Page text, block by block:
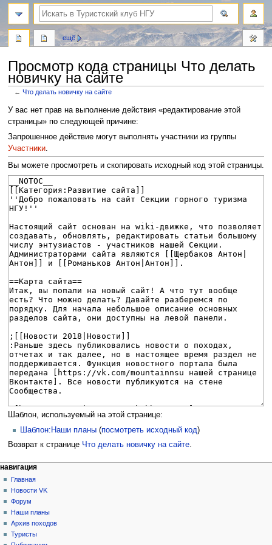
Просмотр кода страницы Что делать
новичку на сайте
←Что делать новичку на сайте
Перейти
к
навигации
Перейти
к
поиску
У вас нет прав на выполнение действия «редактирование этой
страницы» по следующей причине:
Запрошенное действие могут выполнять участники из группы
Участники.
Вы можете просмотреть и скопировать исходный код этой страницы.
Шаблон, используемый на этой странице:
Шаблон:Наши планы (посмотреть исходный код)
Возврат к странице Что делать новичку на сайте.
Н
а
в
и
а
действия на странице
статья
обсуждение
читать
просмотр
кода
история
ещё
персональные инструменты
создать
учётную
запись
войти
навигация
Главная
Новости VK
Форум
Наши планы
Архив походов
Туристы
поиск